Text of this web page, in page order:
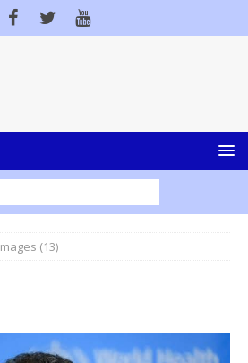
(13)